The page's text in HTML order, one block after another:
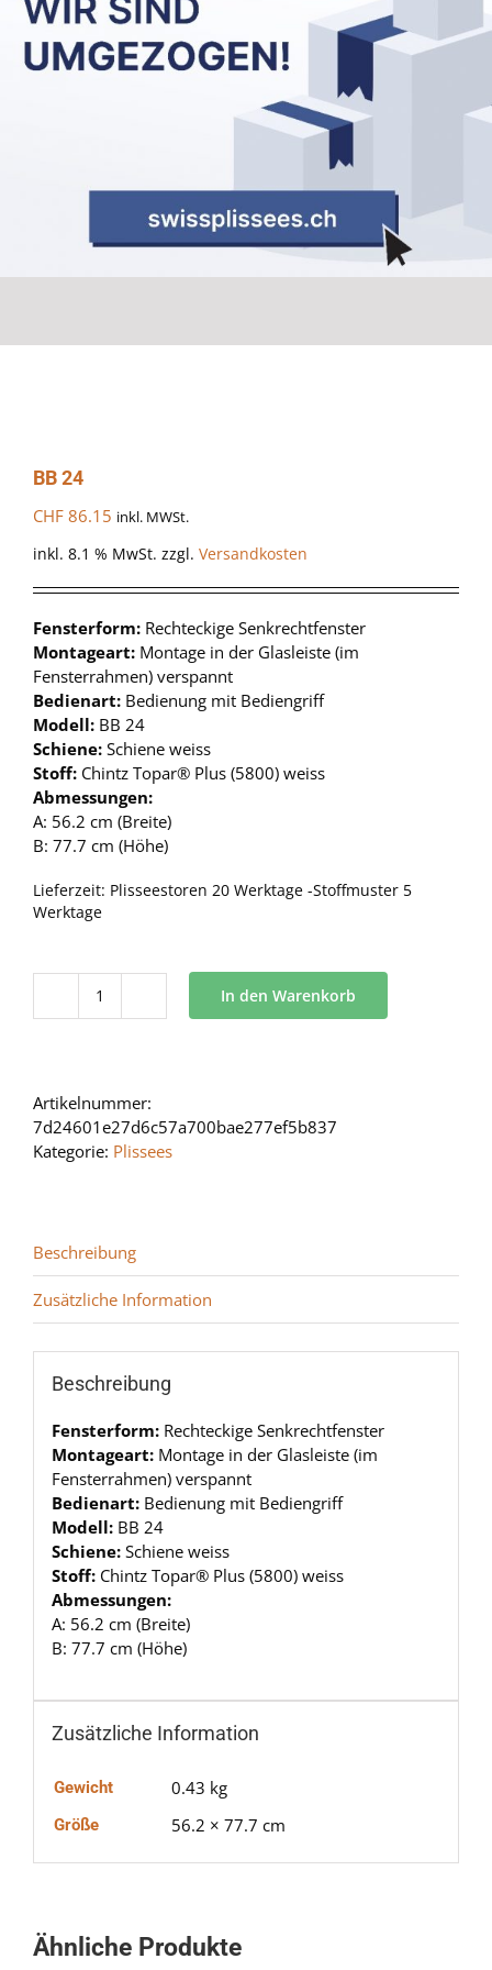
BB 24
CHF 86.15 inkl. MWSt.
inkl. 8.1 % MwSt. zzgl. Versandkosten
Fensterform: Rechteckige Senkrechtfenster
Montageart: Montage in der Glasleiste (im
Fensterrahmen) verspannt
Bedienart: Bedienung mit Bediengriff
Modell: BB 24
Schiene: Schiene weiss
Stoff: Chintz Topar® Plus (5800) weiss
Abmessungen:
A: 56.2 cm (Breite)
B: 77.7 cm (Höhe)
Lieferzeit: Plisseestoren 20 Werktage -Stoffmuster 5
Werktage
BB
In den Warenkorb
Artikelnummer:
7d24601e27d6c57a700bae277ef5b837
Kategorie: Plissees
Beschreibung
Zusätzliche Information
Beschreibung
Fensterform: Rechteckige Senkrechtfenster
Montageart: Montage in der Glasleiste (im
Fensterrahmen) verspannt
Bedienart: Bedienung mit Bediengriff
Modell: BB 24
Schiene: Schiene weiss
Stoff: Chintz Topar® Plus (5800) weiss
Abmessungen:
A: 56.2 cm (Breite)
B: 77.7 cm (Höhe)
Zusätzliche Information
Gewicht 0.43 kg
Größe 56.2 × 77.7 cm
Ähnliche Produkte